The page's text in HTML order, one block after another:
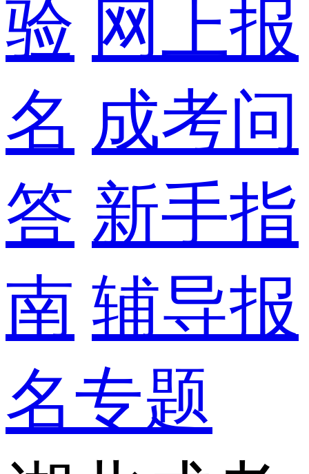
验 网上报
名 成考问
答 新手指
南 辅导报
名专题